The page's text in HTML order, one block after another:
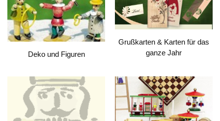
Deko und Figuren
Grußkarten & Karten für das
ganze Jahr